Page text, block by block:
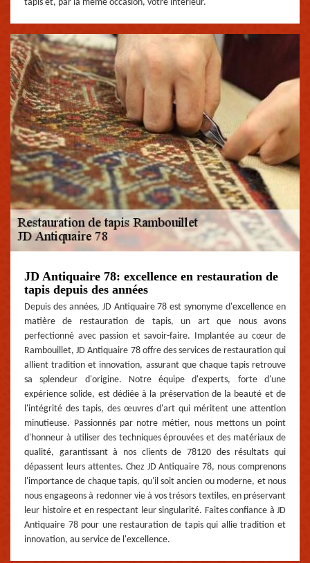
tapis et, par la même occasion, votre intérieur.
JD Antiquaire 78: excellence en restauration de
tapis depuis des années
Depuis des années, JD Antiquaire 78 est synonyme d'excellence en
matière de restauration de tapis, un art que nous avons
perfectionné avec passion et savoir-faire. Implantée au cœur de
Rambouillet, JD Antiquaire 78 offre des services de restauration qui
allient tradition et innovation, assurant que chaque tapis retrouve
sa splendeur d'origine. Notre équipe d'experts, forte d'une
expérience solide, est dédiée à la préservation de la beauté et de
l'intégrité des tapis, des œuvres d'art qui méritent une attention
minutieuse. Passionnés par notre métier, nous mettons un point
d'honneur à utiliser des techniques éprouvées et des matériaux de
qualité, garantissant à nos clients de 78120 des résultats qui
dépassent leurs attentes. Chez JD Antiquaire 78, nous comprenons
l'importance de chaque tapis, qu'il soit ancien ou moderne, et nous
nous engageons à redonner vie à vos trésors textiles, en préservant
leur histoire et en respectant leur singularité. Faites confiance à JD
Antiquaire 78 pour une restauration de tapis qui allie tradition et
innovation, au service de l'excellence.